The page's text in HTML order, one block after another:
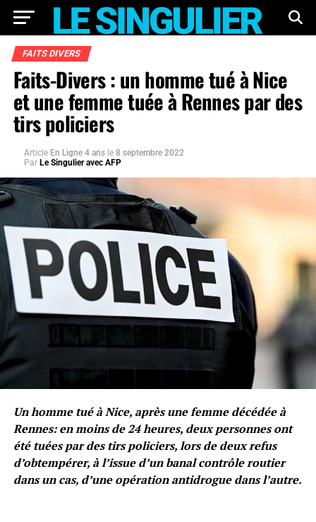
FAITS DIVERS
Faits-Divers : un homme tué à Nice
et une femme tuée à Rennes par des
tirs policiers
Article En Ligne 4 ans le 8 septembre 2022
Par Le Singulier avec AFP
Un homme tué à Nice, après une femme décédée à
Rennes: en moins de 24 heures, deux personnes ont
été tuées par des tirs policiers, lors de deux refus
d’obtempérer, à l’issue d’un banal contrôle routier
dans un cas, d’une opération antidrogue dans l’autre.